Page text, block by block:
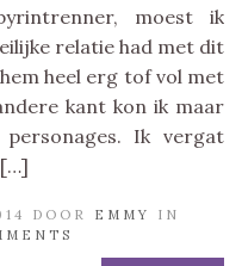
moest ik
relatie had met dit
heel erg tof vol met
kant kon ik maar
Ik vergat
[…]
DOOR EMMY
IN